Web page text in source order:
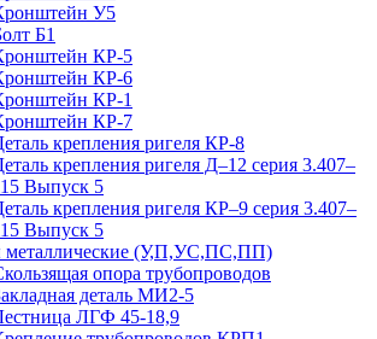
У5
Б1
КР-5
КР-6
КР-1
КР-7
крепления ригеля КР‑8
крепления ригеля Д–12 серия 3.407–
Выпуск 5
крепления ригеля КР–9 серия 3.407–
Выпуск 5
(У,П,УС,ПС,ПП)
опора трубопроводов
деталь МИ2-5
ЛГФ 45-18,9